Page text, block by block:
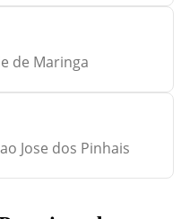
de Maringa
Jose dos Pinhais